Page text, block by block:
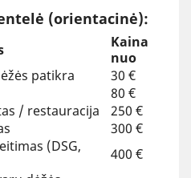
(orientacinė):
Kaina
nuo
patikra
30 €
80 €
/ restauracija
250 €
300 €
(DSG,
400 €